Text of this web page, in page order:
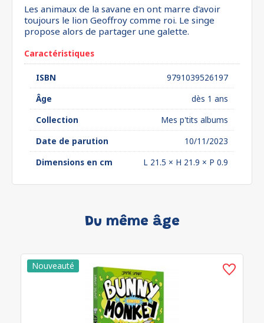
Les animaux de la savane en ont marre d'avoir
toujours le lion Geoffroy comme roi. Le singe
propose alors de partager une galette.
Caractéristiques
ISBN
9791039526197
Âge
dès 1 ans
Collection
Mes p'tits albums
Date de parution
10/11/2023
Dimensions en cm
L 21.5 × H 21.9 × P 0.9
Du même âge